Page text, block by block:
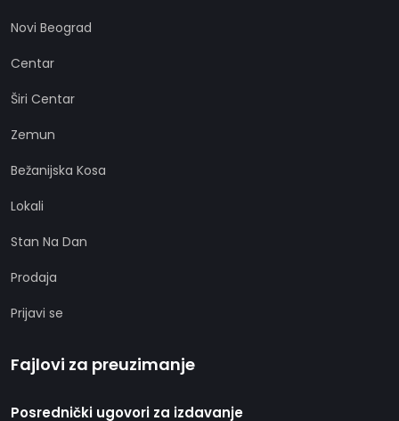
Novi Beograd
Centar
Širi Centar
Zemun
Bežanijska Kosa
Lokali
Stan Na Dan
Prodaja
Prijavi se
Fajlovi za preuzimanje
Posrednički ugovori za izdavanje